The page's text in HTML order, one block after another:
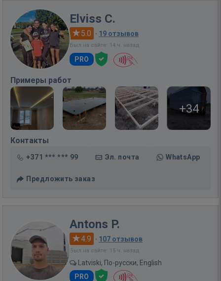
Elviss C.
5.0 · 19 отзывов
Был на сайте: 14 ч. назад
PRO
Примеры работ
+34
Контакты
+371 *** *** 99 Эл. почта WhatsApp
Предложить заказ
Antons P.
4.9 · 107 отзывов
Был на сайте: 15 ч. назад
Latviski, По-русски, English
PRO